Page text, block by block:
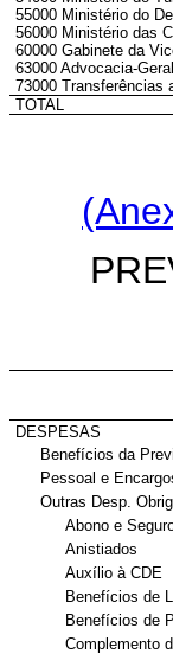
55000 Ministério do
56000 Ministério das
60000 Gabinete da
63000 Advocacia-
73000 Transferências
TOTAL
DESPESAS
Benefícios da
Pessoal e
Outras Desp.
Abono e
Anistiados
Auxílio à CDE
Benefícios de
Benefícios de
Complemento